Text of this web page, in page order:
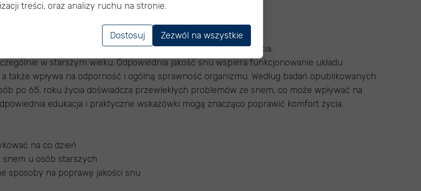
– warsztaty dotyczące higieny snu dla seniorów”
higienie snu i jej wpływowi na zdrowie oraz jakość życia.
w starszym wieku. Odpowiednia jakość snu wspiera funkcjonowanie układu
także wpływa na odporność i ogólną sprawność organizmu. Według badań opublikowanych
po 65. roku życia doświadcza przewlekłych problemów ze snem, co może wpływać na
edukacja i praktyczne wskazówki mogą znacząco poprawić komfort życia.
na co dzień
snem u osób starszych
sposoby na poprawę jakości snu
treści, oraz analizy ruchu na stronie.
Dostosuj Zezwól na wszystkie